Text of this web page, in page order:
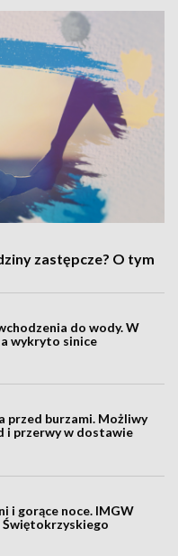
zastępcze? O tym
do wody. W
wykryto sinice
przed burzami. Możliwy
i przerwy w dostawie
i gorące noce. IMGW